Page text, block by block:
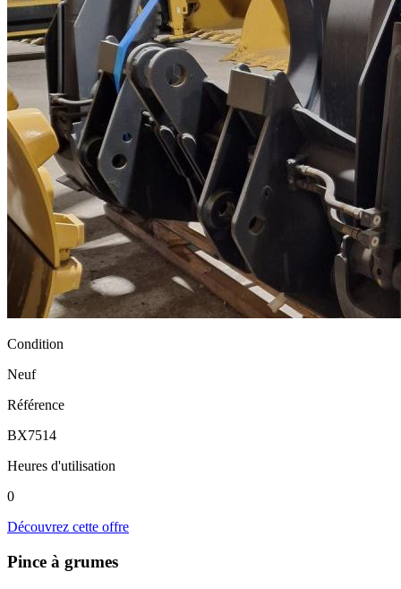
Condition
Neuf
Référence
BX7514
Heures d'utilisation
0
Découvrez cette offre
Pince à grumes